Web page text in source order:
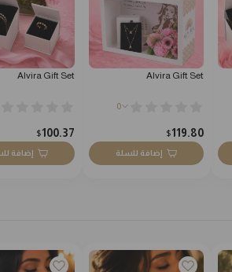
Alvira Gift Set
0
119.80
$
إضافة للسلة
Alvira Gift Set
100.37
$
إضافة